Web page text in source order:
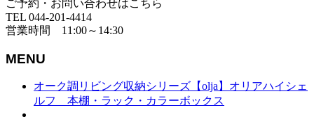
ご予約・お問い合わせはこちら
TEL 044-201-4414
営業時間 11:00～14:30
MENU
オーク調リビング収納シリーズ【olja】オリアハイシェ
ルフ 本棚・ラック・カラーボックス